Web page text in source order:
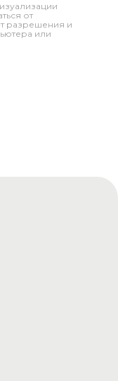
от
разрешения и
или